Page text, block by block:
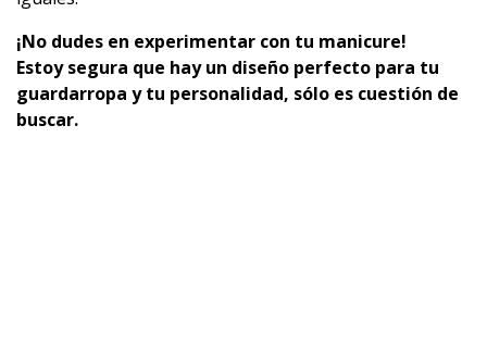
¡No dudes en experimentar con tu manicure!
Estoy segura que hay un diseño perfecto para tu
guardarropa y tu personalidad, sólo es cuestión de
buscar.